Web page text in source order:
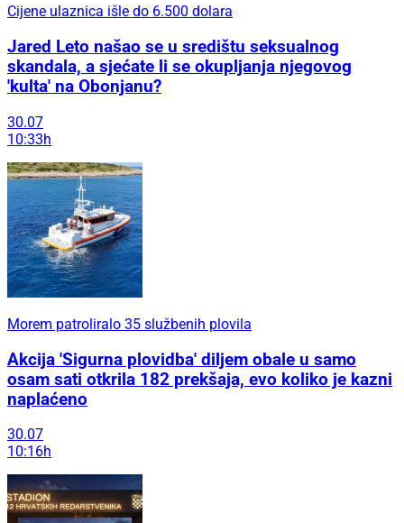
Cijene ulaznica išle do 6.500 dolara
Jared Leto našao se u središtu seksualnog
skandala, a sjećate li se okupljanja njegovog
'kulta' na Obonjanu?
30.07
10:33h
Morem patroliralo 35 službenih plovila
Akcija 'Sigurna plovidba' diljem obale u samo
osam sati otkrila 182 prekšaja, evo koliko je kazni
naplaćeno
30.07
10:16h